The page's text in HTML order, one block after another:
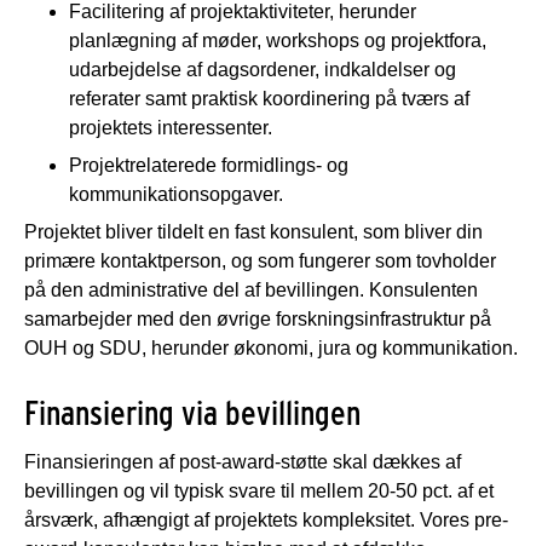
Facilitering af projektaktiviteter, herunder
planlægning af møder, workshops og projektfora,
udarbejdelse af dagsordener, indkaldelser og
referater samt praktisk koordinering på tværs af
projektets interessenter.
Projektrelaterede formidlings- og
kommunikationsopgaver.
Projektet bliver tildelt en fast konsulent, som bliver din
primære kontaktperson, og som fungerer som tovholder
på den administrative del af bevillingen. Konsulenten
samarbejder med den øvrige forskningsinfrastruktur på
OUH og SDU, herunder økonomi, jura og kommunikation.
Finansiering via bevillingen
Finansieringen af post-award-støtte skal dækkes af
bevillingen og vil typisk svare til mellem 20-50 pct. af et
årsværk, afhængigt af projektets kompleksitet. Vores pre-